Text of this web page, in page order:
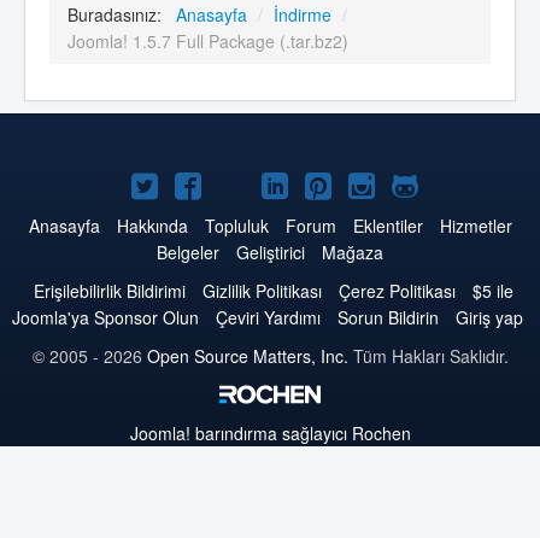
Buradasınız: Anasayfa / İndirme /
Joomla! 1.5.7 Full Package (.tar.bz2)
Twitter'da
Joomla
Facebook'da
Joomla
YouTube'da
Joomla
LinkedIn'de
Joomla
Pinterest'de
Joomla
Instagram'da
Joomla
GitHub'da
Joomla
Anasayfa Hakkında Topluluk Forum Eklentiler
Hizmetler
Belgeler
Geliştirici
Mağaza
Erişilebilirlik Bildirimi
Gizlilik Politikası Çerez Politikası
$5 ile
Joomla'ya Sponsor Olun
Çeviri Yardımı Sorun Bildirin
Giriş yap
© 2005 - 2026 Open Source Matters, Inc. Tüm Hakları Saklıdır.
Joomla! barındırma sağlayıcı Rochen